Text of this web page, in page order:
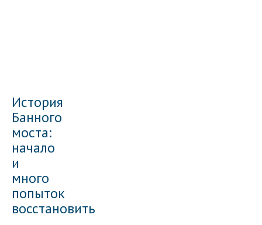
История
Банного
моста:
начало
и
много
попыток
восстановить